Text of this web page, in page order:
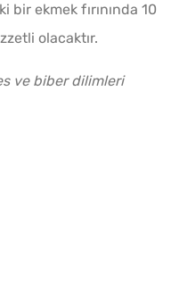
bir ekmek fırınında 10
olacaktır.
ve biber dilimleri